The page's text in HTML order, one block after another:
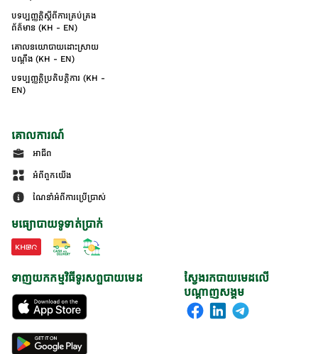
បទប្បញ្ញត្តិស្តីពីការគ្រប់គ្រង
ព័ត៌មាន (KH - EN)
គោលនយោបាយដោះស្រាយ
បណ្ដឹង (KH - EN)
បទប្បញ្ញត្តិប្រតិបត្តិការ (KH -
EN)
គោលការណ៍
អាជីព
អំពីពួកយើង
ណែនាំអំពីការប្រើប្រាស់
មធ្យោបាយទូទាត់ប្រាក់
ស្វែងរកបាយមេដលើ
បណ្តាញសង្គម
ទាញយកកម្មវិធីទូរសព្ទបាយមេដ